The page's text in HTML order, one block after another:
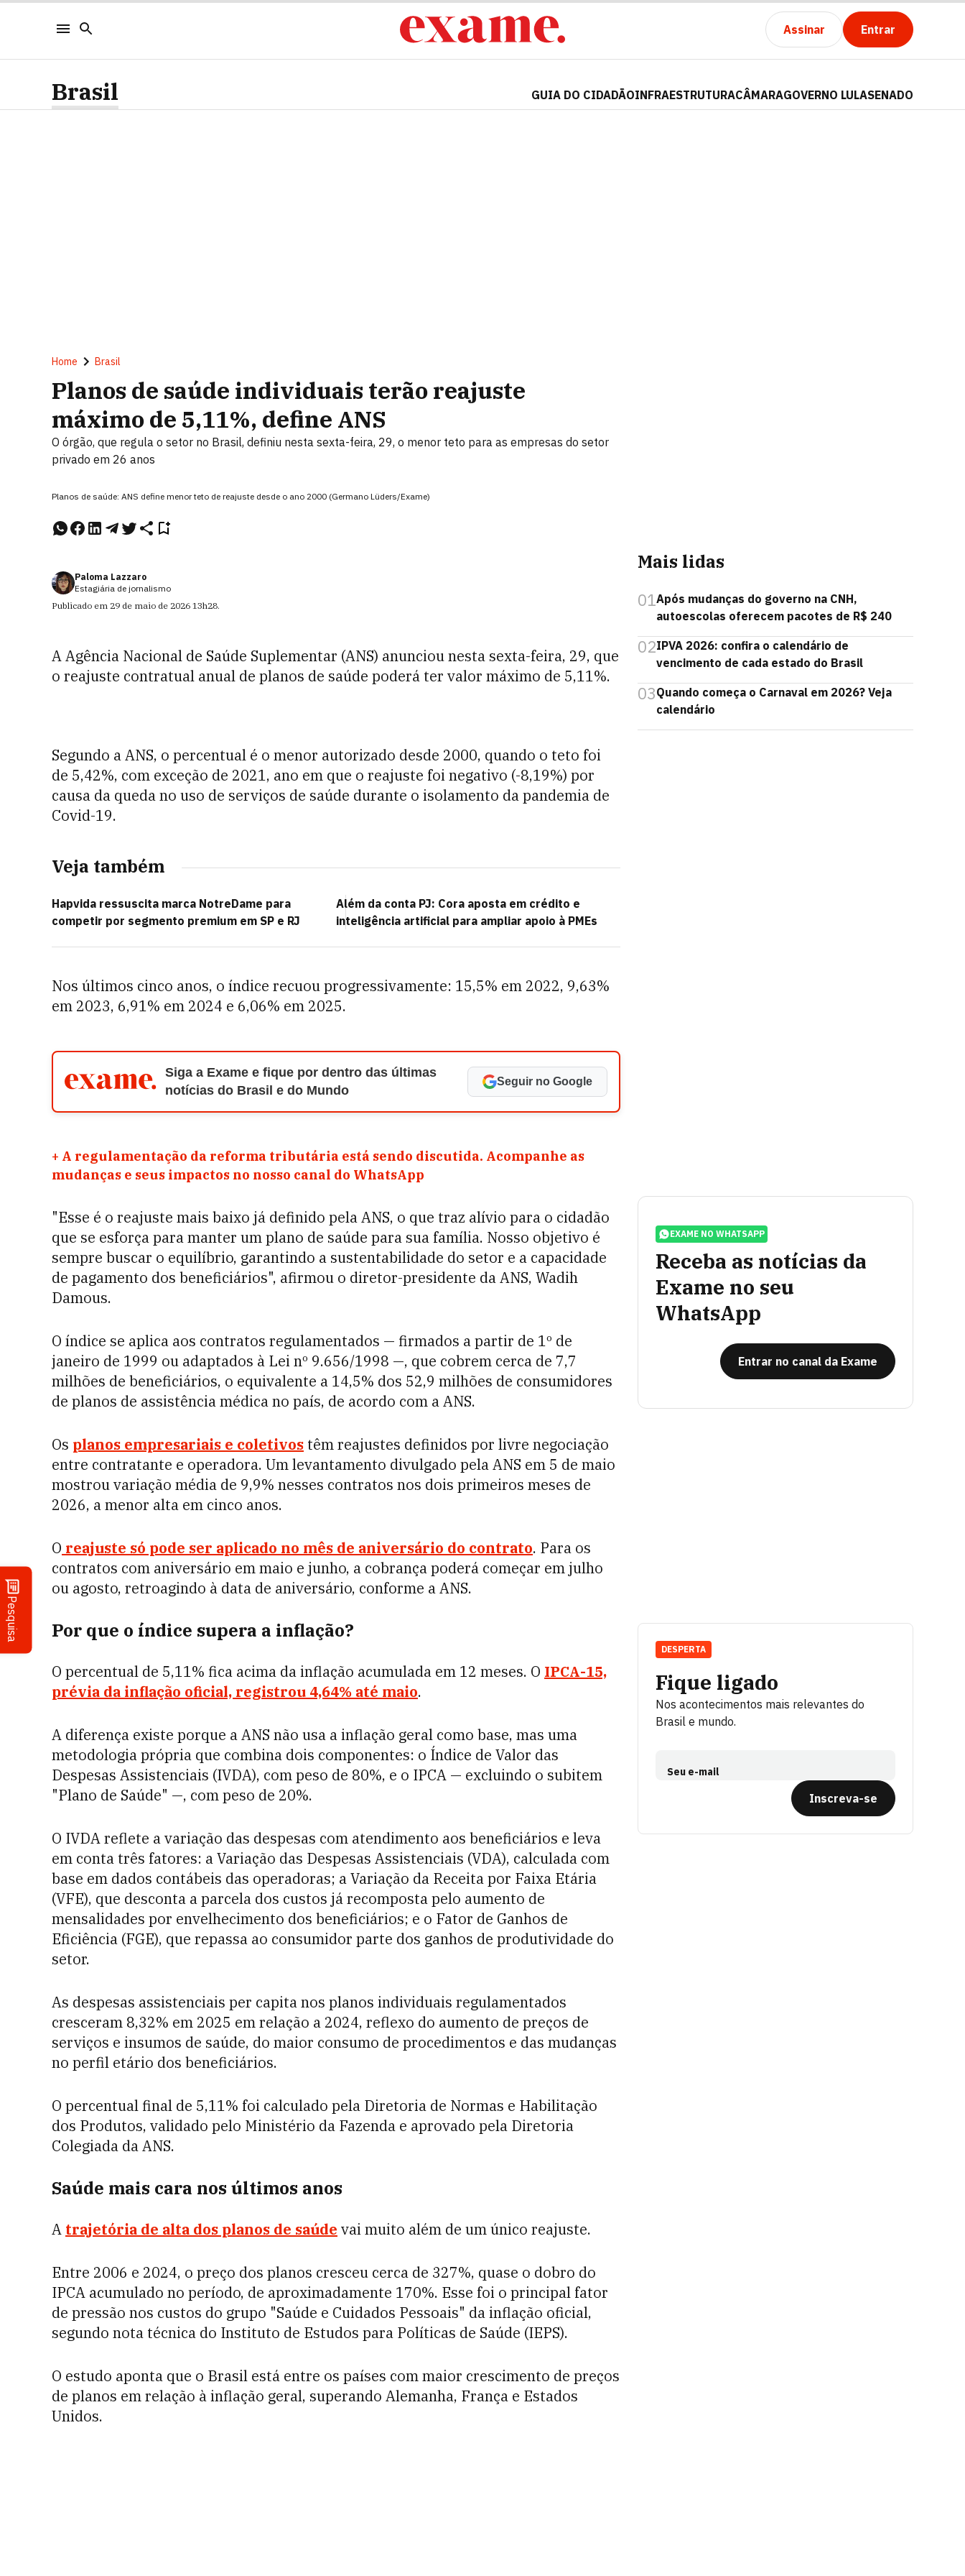
Assinar Entrar
Pesquisa
Brasil GUIA DO CIDADÃOINFRAESTRUTURACÂMARAGOVERNO LULASENADO
Home Brasil
Planos de saúde individuais terão reajuste
máximo de 5,11%, define ANS
O órgão, que regula o setor no Brasil, definiu nesta sexta-feira, 29, o menor teto para as empresas do setor
privado em 26 anos
Planos de saúde: ANS define menor teto de reajuste desde o ano 2000 (Germano Lüders/Exame)
Paloma Lazzaro
Estagiária de jornalismo
Publicado em 29 de maio de 2026 13h28.
A Agência Nacional de Saúde Suplementar (ANS) anunciou nesta sexta-feira, 29, que
o reajuste contratual anual de planos de saúde poderá ter valor máximo de 5,11%.
Segundo a ANS, o percentual é o menor autorizado desde 2000, quando o teto foi
de 5,42%, com exceção de 2021, ano em que o reajuste foi negativo (-8,19%) por
causa da queda no uso de serviços de saúde durante o isolamento da pandemia de
Covid-19.
Veja também
Hapvida ressuscita marca NotreDame para
competir por segmento premium em SP e RJ
Além da conta PJ: Cora aposta em crédito e
inteligência artificial para ampliar apoio à PMEs
Nos últimos cinco anos, o índice recuou progressivamente: 15,5% em 2022, 9,63%
em 2023, 6,91% em 2024 e 6,06% em 2025.
Siga a Exame e fique por dentro das últimas
notícias do Brasil e do Mundo
Seguir no Google
+ A regulamentação da reforma tributária está sendo discutida. Acompanhe as
mudanças e seus impactos no nosso canal do WhatsApp
"Esse é o reajuste mais baixo já definido pela ANS, o que traz alívio para o cidadão
que se esforça para manter um plano de saúde para sua família. Nosso objetivo é
sempre buscar o equilíbrio, garantindo a sustentabilidade do setor e a capacidade
de pagamento dos beneficiários", afirmou o diretor-presidente da ANS, Wadih
Damous.
O índice se aplica aos contratos regulamentados — firmados a partir de 1º de
janeiro de 1999 ou adaptados à Lei nº 9.656/1998 —, que cobrem cerca de 7,7
milhões de beneficiários, o equivalente a 14,5% dos 52,9 milhões de consumidores
de planos de assistência médica no país, de acordo com a ANS.
Os planos empresariais e coletivos têm reajustes definidos por livre negociação
entre contratante e operadora. Um levantamento divulgado pela ANS em 5 de maio
mostrou variação média de 9,9% nesses contratos nos dois primeiros meses de
2026, a menor alta em cinco anos.
O reajuste só pode ser aplicado no mês de aniversário do contrato. Para os
contratos com aniversário em maio e junho, a cobrança poderá começar em julho
ou agosto, retroagindo à data de aniversário, conforme a ANS.
Por que o índice supera a inflação?
O percentual de 5,11% fica acima da inflação acumulada em 12 meses. O IPCA-15,
prévia da inflação oficial, registrou 4,64% até maio.
A diferença existe porque a ANS não usa a inflação geral como base, mas uma
metodologia própria que combina dois componentes: o Índice de Valor das
Despesas Assistenciais (IVDA), com peso de 80%, e o IPCA — excluindo o subitem
"Plano de Saúde" —, com peso de 20%.
O IVDA reflete a variação das despesas com atendimento aos beneficiários e leva
em conta três fatores: a Variação das Despesas Assistenciais (VDA), calculada com
base em dados contábeis das operadoras; a Variação da Receita por Faixa Etária
(VFE), que desconta a parcela dos custos já recomposta pelo aumento de
mensalidades por envelhecimento dos beneficiários; e o Fator de Ganhos de
Eficiência (FGE), que repassa ao consumidor parte dos ganhos de produtividade do
setor.
As despesas assistenciais per capita nos planos individuais regulamentados
cresceram 8,32% em 2025 em relação a 2024, reflexo do aumento de preços de
serviços e insumos de saúde, do maior consumo de procedimentos e das mudanças
no perfil etário dos beneficiários.
O percentual final de 5,11% foi calculado pela Diretoria de Normas e Habilitação
dos Produtos, validado pelo Ministério da Fazenda e aprovado pela Diretoria
Colegiada da ANS.
Saúde mais cara nos últimos anos
A trajetória de alta dos planos de saúde vai muito além de um único reajuste.
Entre 2006 e 2024, o preço dos planos cresceu cerca de 327%, quase o dobro do
IPCA acumulado no período, de aproximadamente 170%. Esse foi o principal fator
de pressão nos custos do grupo "Saúde e Cuidados Pessoais" da inflação oficial,
segundo nota técnica do Instituto de Estudos para Políticas de Saúde (IEPS).
O estudo aponta que o Brasil está entre os países com maior crescimento de preços
de planos em relação à inflação geral, superando Alemanha, França e Estados
Unidos.
Mais lidas
01Após mudanças do governo na CNH,
autoescolas oferecem pacotes de R$ 240
02IPVA 2026: confira o calendário de
vencimento de cada estado do Brasil
03Quando começa o Carnaval em 2026? Veja
calendário
EXAME NO WHATSAPP
Receba as notícias da
Exame no seu
WhatsApp
Entrar no canal da Exame
Fique ligado
Nos acontecimentos mais relevantes do
Brasil e mundo.
Seu e-mail
Inscreva-se
DESPERTA